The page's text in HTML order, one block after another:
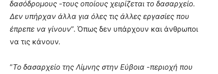
δασόδρομους -τους οποίους χειρίζεται το δασαρχείο.
Δεν υπήρχαν άλλα για όλες τις άλλες εργασίες που
έπρεπε να γίνουν”. Όπως δεν υπάρχουν και άνθρωποι
να τις κάνουν.
“Το δασαρχείο της Λίμνης στην Εύβοια -περιοχή που